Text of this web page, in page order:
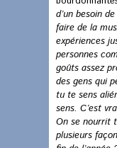
d’un besoin
faire de la
expériences
personnes
goûts assez
des gens qui
tu te sens
sens. C’est
On se nourrit
plusieurs